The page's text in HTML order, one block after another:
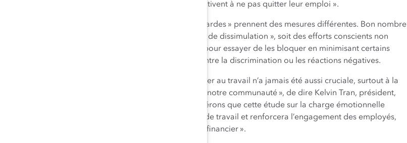
les personnes pour leur caractère unique et qui les motivent à ne pas quitter leur emploi ».
L’étude de 2019 révèle que les personnes « sur leurs gardes » prennent des mesures différentes. Bon nombre
de leurs actions entrent dans la catégorie des « efforts de dissimulation », soit des efforts conscients non
seulement pour se préparer aux préjugés, mais aussi pour essayer de les bloquer en minimisant certains
aspects de leur propre identité afin de se protéger contre la discrimination ou les réactions négatives.
« L’importance de pouvoir se sentir authentique et entier au travail n’a jamais été aussi cruciale, surtout à la
lumière de l’impact des ” efforts de dissimulation ” sur notre communauté », de dire Kelvin Tran, président,
Ascend Canada. « De concert avec Catalyst, nous espérons que cette étude sur la charge émotionnelle
suscitera de vives discussions sur l’inclusion en milieu de travail et renforcera l’engagement des employés,
l’innovation au sein des entreprises et leur rendement financier ».